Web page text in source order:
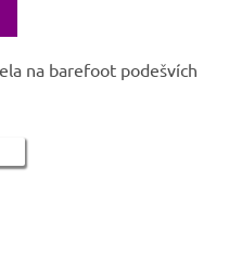
na barefoot podešvích